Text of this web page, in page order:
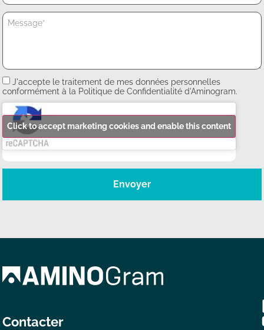
J'accepte le traitement de mes données personnelles
conformément à la Politique de Confidentialité d'Aminogram.
Click to accept marketing cookies and enable this content
Envoyer
Contacter